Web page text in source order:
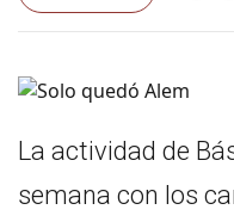
La actividad de
semana con los